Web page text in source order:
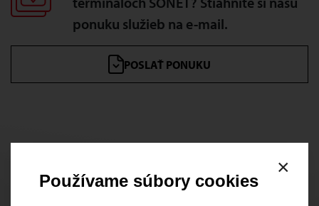
×
Používame súbory cookies
ponuku služieb na e-mail.
POSLAŤ PONUKU